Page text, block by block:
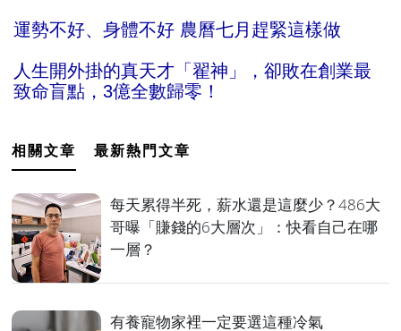
運勢不好、身體不好 農曆七月趕緊這樣做
人生開外掛的真天才「翟神」，卻敗在創業最
致命盲點，3億全數歸零！
相關文章 最新熱門文章
每天累得半死，薪水還是這麼少？486大
哥曝「賺錢的6大層次」：快看自己在哪
一層？
有養寵物家裡一定要選這種冷氣